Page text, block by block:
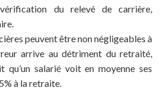
du relevé de carrière,
peuvent être non négligeables à
arrive au détriment du retraité,
qu’un salarié voit en moyenne ses
à la retraite.